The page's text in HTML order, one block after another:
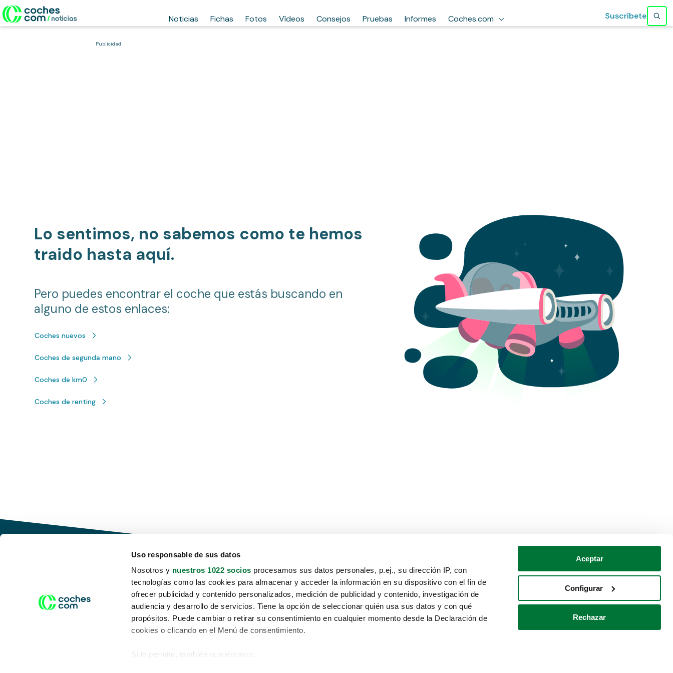
Uso responsable de sus datos
Nosotros y nuestros 1022 socios procesamos sus datos personales, p.ej., su dirección IP, con
tecnologías como las cookies para almacenar y acceder la información en su dispositivo con el fin de
ofrecer publicidad y contenido personalizados, medición de publicidad y contenido, investigación de
audiencia y desarrollo de servicios. Tiene la opción de seleccionar quién usa sus datos y con qué
propósitos. Puede cambiar o retirar su consentimiento en cualquier momento desde la Declaración de
cookies o clicando en el Menú de consentimiento.
Si lo permite, también quisiéramos:
Aceptar
Configurar
Rechazar
Noticias Fichas Fotos Vídeos Consejos Pruebas Informes Coches.com Suscríbete
Publicidad
Lo sentimos, no sabemos como te hemos
traido hasta aquí.
Pero puedes encontrar el coche que estás buscando en
alguno de estos enlaces:
Coches nuevos
Coches de segunda mano
Coches de km0
Coches de renting
Conduce tu futuro,
desata tu movilidad